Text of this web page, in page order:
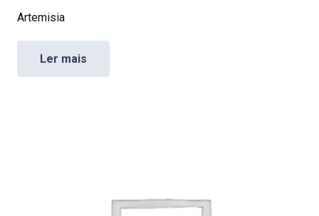
Artemisia
Ler mais